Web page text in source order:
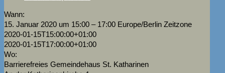
Wann:
15. Januar 2020 um 15:00 – 17:00 Europe/Berlin Zeitzone
2020-01-15T15:00:00+01:00
2020-01-15T17:00:00+01:00
Wo:
Barrierefreies Gemeindehaus St. Katharinen